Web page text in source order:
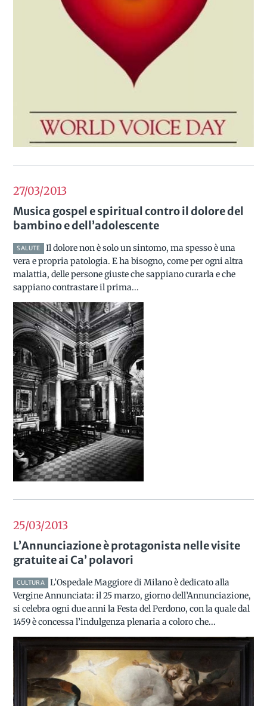
27/032013
Musica gospel e spiritual contro il dolore del
bambino e dell’adolescente
SALUTE
Il dolore non è solo un sintomo, ma spesso è una
vera e propria patologia. E ha bisogno, come per ogni altra
malattia, delle persone giuste che sappiano curarla e che
sappiano contrastare il prima...
25/032013
L’Annunciazione è protagonista nelle visite
gratuite ai Ca’ polavori
CULTURA
L’Ospedale Maggiore di Milano è dedicato alla
Vergine Annunciata: il 25 marzo, giorno dell’Annunciazione,
si celebra ogni due anni la Festa del Perdono, con la quale dal
1459 è concessa l’indulgenza plenaria a coloro che...